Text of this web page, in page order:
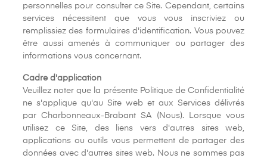
personnelles pour consulter ce Site. Cependant, certains
services nécessitent que vous vous inscriviez ou
remplissiez des formulaires d'identification. Vous pouvez
être aussi amenés à communiquer ou partager des
informations vous concernant.
Cadre d'application
Veuillez noter que la présente Politique de Confidentialité
ne s'applique qu'au Site web et aux Services délivrés
par Charbonneaux-Brabant SA (Nous). Lorsque vous
utilisez ce Site, des liens vers d'autres sites web,
applications ou outils vous permettent de partager des
données avec d'autres sites web. Nous ne sommes pas